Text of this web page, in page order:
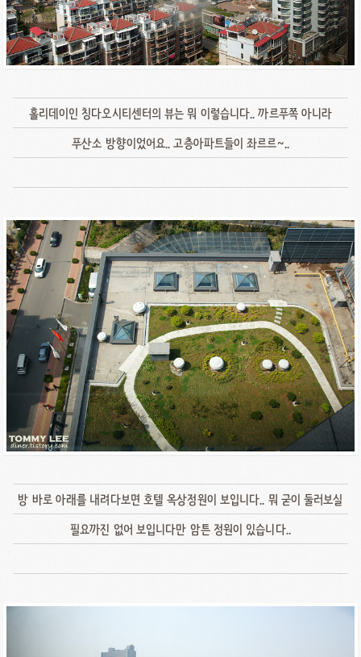
홀리데이인 칭다오시티센터의 뷰는 뭐 이렇습니다.. 까르푸쪽 아니라
푸산소 방향이었어요.. 고층아파트들이 좌르르~..
방 바로 아래를 내려다보면 호텔 옥상정원이 보입니다.. 뭐 굳이 둘러보실
필요까진 없어 보입니다만 암튼 정원이 있습니다..